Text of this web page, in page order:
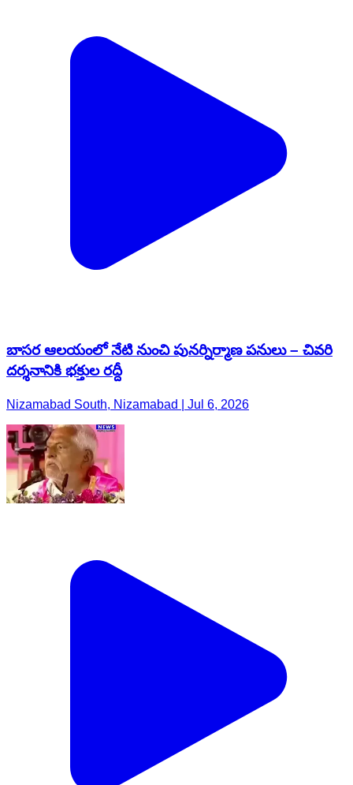
బాసర ఆలయంలో నేటి నుంచి పునర్నిర్మాణ పనులు – చివరి
దర్శనానికి భక్తుల రద్దీ
Nizamabad South, Nizamabad | Jul 6, 2026